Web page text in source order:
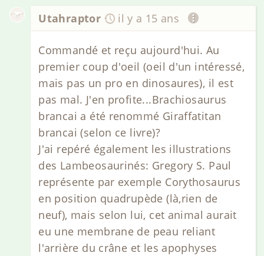
Utahraptor il y a 15 ans
Commandé et reçu aujourd'hui. Au
premier coup d'oeil (oeil d'un intéressé,
mais pas un pro en dinosaures), il est
pas mal. J'en profite...Brachiosaurus
brancai a été renommé Giraffatitan
brancai (selon ce livre)?
J'ai repéré également les illustrations
des Lambeosaurinés: Gregory S. Paul
représente par exemple Corythosaurus
en position quadrupède (là,rien de
neuf), mais selon lui, cet animal aurait
eu une membrane de peau reliant
l'arrière du crâne et les apophyses